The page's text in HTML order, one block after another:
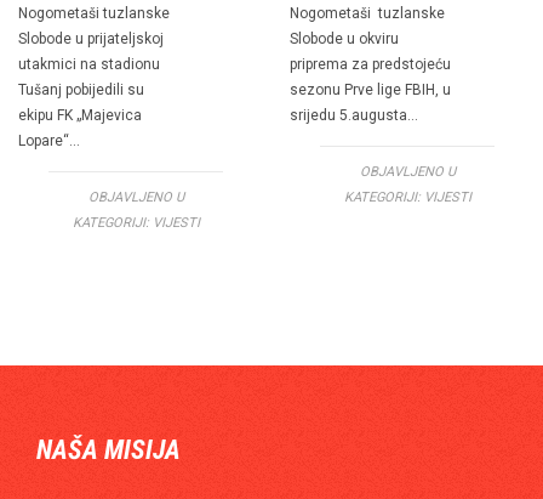
Nogometaši tuzlanske
Slobode u prijateljskoj
utakmici na stadionu
Tušanj pobijedili su
ekipu FK „Majevica
Lopare“…
OBJAVLJENO U
KATEGORIJI: VIJESTI
Nogometaši tuzlanske
Slobode u okviru
priprema za predstojeću
sezonu Prve lige FBIH, u
srijedu 5.augusta…
OBJAVLJENO U
KATEGORIJI: VIJESTI
NAŠA MISIJA